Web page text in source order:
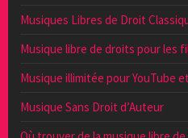
Musiques Libres de Droit
Musique libre de droits pour les
Musique illimitée pour YouTube
Musique Sans Droit d’Auteur